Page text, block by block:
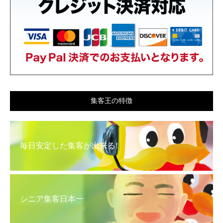
集客王の特徴
毎日安定した集客が出来る!
シニア集客日本一